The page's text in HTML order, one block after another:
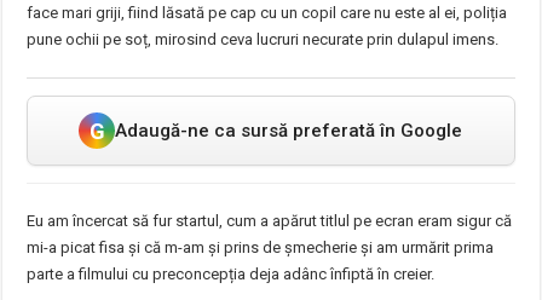
face mari griji, fiind lăsată pe cap cu un copil care nu este al ei, poliția
pune ochii pe soț, mirosind ceva lucruri necurate prin dulapul imens.
G Adaugă-ne ca sursă preferată în Google
Eu am încercat să fur startul, cum a apărut titlul pe ecran eram sigur că
mi-a picat fisa și că m-am și prins de șmecherie și am urmărit prima
parte a filmului cu preconcepția deja adânc înfiptă în creier.